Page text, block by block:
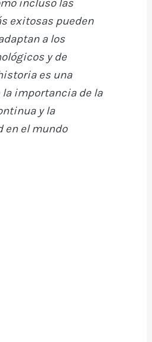
incluso las
exitosas pueden
a los
y de
es una
importancia de la
y la
en el mundo